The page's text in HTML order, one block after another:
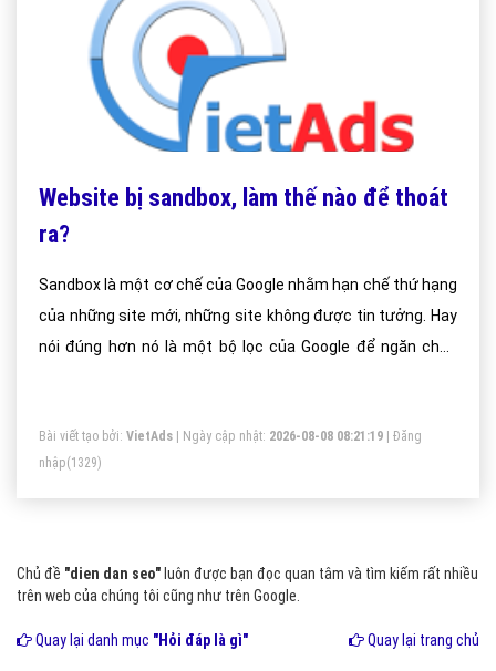
Website bị sandbox, làm thế nào để thoát
ra?
Sandbox là một cơ chế của Google nhằm hạn chế thứ hạng
của những site mới, những site không được tin tưởng. Hay
nói đúng hơn nó là một bộ lọc của Google để ngăn chặn
với các từ khóa sẽ không bao giờ cao được.
Bài viết tạo bởi: VietAds | Ngày cập nhật: 2026-08-08 08:21:19
Đăng
nhập(1329)
Chủ đề "dien dan seo" luôn được bạn đọc quan tâm và tìm kiếm rất nhiều
trên web của chúng tôi cũng như trên Google.
Quay lại danh mục "Hỏi đáp là gì" Quay lại trang chủ